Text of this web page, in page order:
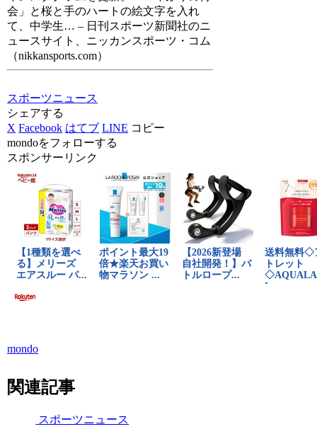
会」と桜と手のハートの絵文字を入れ
て、中学生… – 日刊スポーツ新聞社のニ
ュースサイト、ニッカンスポーツ・コム
（nikkansports.com）
スポーツニュース
シェアする
X Facebook はてブ LINE コピー
mondoをフォローする
スポンサーリンク
mondo
関連記事
スポーツニュース